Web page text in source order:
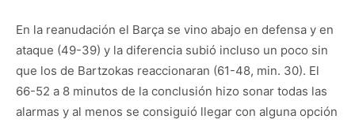
En la reanudación el Barça se vino abajo en defensa y en
ataque (49-39) y la diferencia subió incluso un poco sin
que los de Bartzokas reaccionaran (61-48, min. 30). El
66-52 a 8 minutos de la conclusión hizo sonar todas las
alarmas y al menos se consiguió llegar con alguna opción